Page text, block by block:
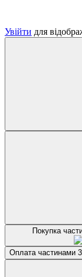
Увійти для
Покупка
Оплата частинами